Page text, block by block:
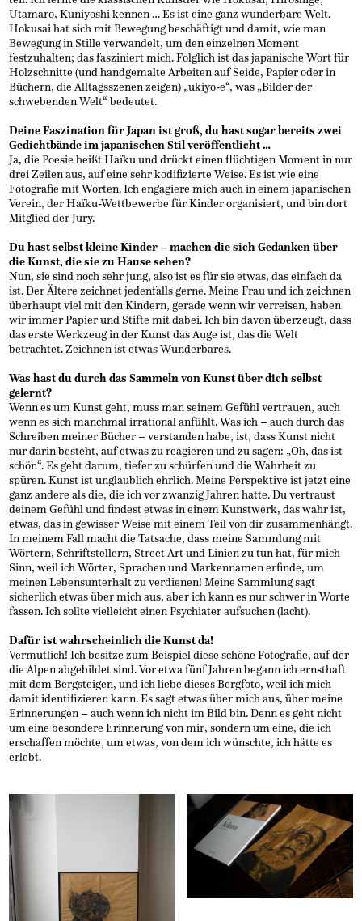
Utamaro, Kuniyoshi kennen … Es ist eine ganz wunderbare Welt.
Hokusai hat sich mit Bewegung beschäftigt und damit, wie man
Bewegung in Stille verwandelt, um den einzelnen Moment
festzuhalten; das fasziniert mich. Folglich ist das japanische Wort für
Holzschnitte (und handgemalte Arbeiten auf Seide, Papier oder in
Büchern, die Alltagsszenen zeigen) „ukiyo-e“, was „Bilder der
schwebenden Welt“ bedeutet.
Deine Faszination für Japan ist groß, du hast sogar bereits zwei
Gedichtbände im japanischen Stil veröffentlicht …
Ja, die Poesie heißt Haïku und drückt einen flüchtigen Moment in nur
drei Zeilen aus, auf eine sehr kodifizierte Weise. Es ist wie eine
Fotografie mit Worten. Ich engagiere mich auch in einem japanischen
Verein, der Haïku-Wettbewerbe für Kinder organisiert, und bin dort
Mitglied der Jury.
Du hast selbst kleine Kinder – machen die sich Gedanken über
die Kunst, die sie zu Hause sehen?
Nun, sie sind noch sehr jung, also ist es für sie etwas, das einfach da
ist. Der Ältere zeichnet jedenfalls gerne. Meine Frau und ich zeichnen
überhaupt viel mit den Kindern, gerade wenn wir verreisen, haben
wir immer Papier und Stifte mit dabei. Ich bin davon überzeugt, dass
das erste Werkzeug in der Kunst das Auge ist, das die Welt
betrachtet. Zeichnen ist etwas Wunderbares.
Was hast du durch das Sammeln von Kunst über dich selbst
gelernt?
Wenn es um Kunst geht, muss man seinem Gefühl vertrauen, auch
wenn es sich manchmal irrational anfühlt. Was ich – auch durch das
Schreiben meiner Bücher – verstanden habe, ist, dass Kunst nicht
nur darin besteht, auf etwas zu reagieren und zu sagen: „Oh, das ist
schön“. Es geht darum, tiefer zu schürfen und die Wahrheit zu
spüren. Kunst ist unglaublich ehrlich. Meine Perspektive ist jetzt eine
ganz andere als die, die ich vor zwanzig Jahren hatte. Du vertraust
deinem Gefühl und findest etwas in einem Kunstwerk, das wahr ist,
etwas, das in gewisser Weise mit einem Teil von dir zusammenhängt.
In meinem Fall macht die Tatsache, dass meine Sammlung mit
Wörtern, Schriftstellern, Street Art und Linien zu tun hat, für mich
Sinn, weil ich Wörter, Sprachen und Markennamen erfinde, um
meinen Lebensunterhalt zu verdienen! Meine Sammlung sagt
sicherlich etwas über mich aus, aber ich kann es nur schwer in Worte
fassen. Ich sollte vielleicht einen Psychiater aufsuchen (lacht).
Dafür ist wahrscheinlich die Kunst da!
Vermutlich! Ich besitze zum Beispiel diese schöne Fotografie, auf der
die Alpen abgebildet sind. Vor etwa fünf Jahren begann ich ernsthaft
mit dem Bergsteigen, und ich liebe dieses Bergfoto, weil ich mich
damit identifizieren kann. Es sagt etwas über mich aus, über meine
Erinnerungen – auch wenn ich nicht im Bild bin. Denn es geht nicht
um eine besondere Erinnerung von mir, sondern um eine, die ich
erschaffen möchte, um etwas, von dem ich wünschte, ich hätte es
erlebt.